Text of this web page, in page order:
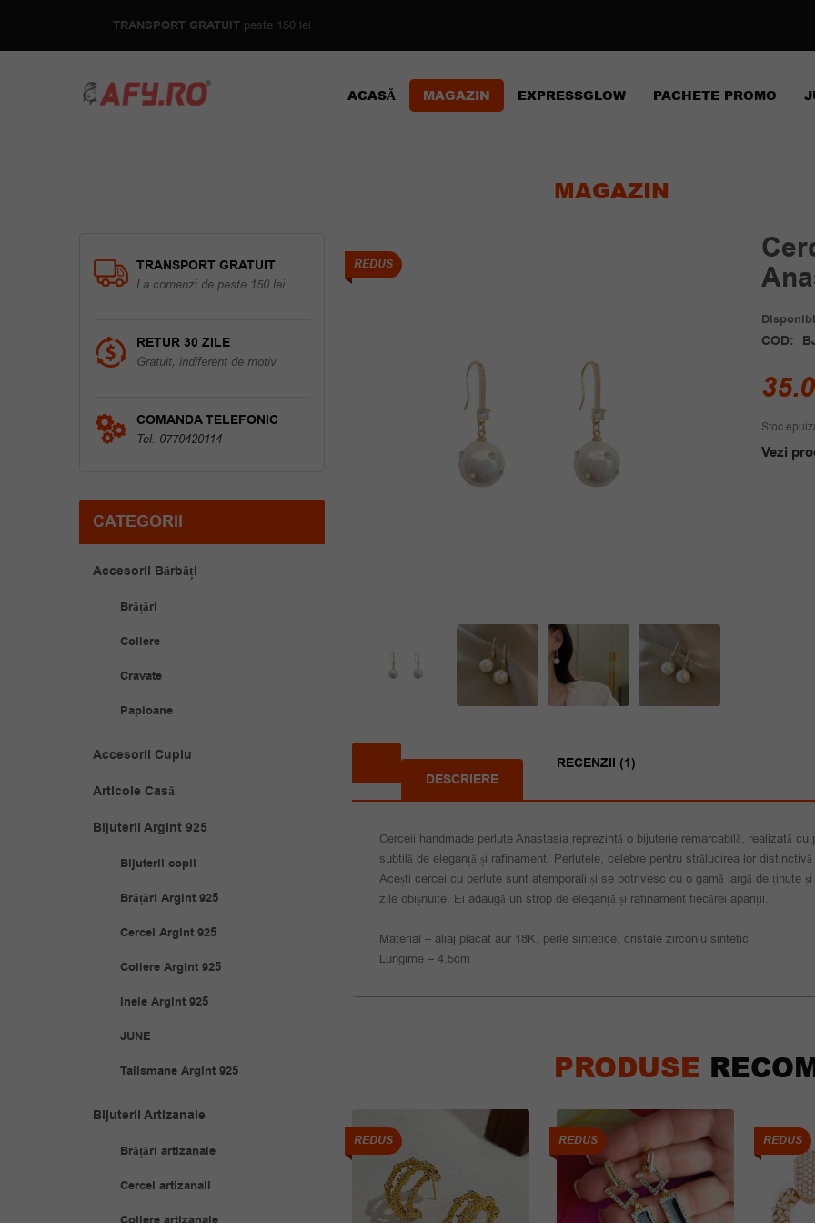
TRANSPORT GRATUIT peste 150 lei
ACASĂ MAGAZIN EXPRESSGLOW PACHETE PROMO
MAGAZIN
REDUS
COD:
Stoc
Vezi
DESCRIERE
RECENZII (1)
Cerceii handmade perlute Anastasia reprezintă o bijuterie remarcabilă, realizată
subtilă de eleganță și rafinament. Perlutele, celebre pentru strălucirea lor
Acești cercei cu perlute sunt atemporali și se potrivesc cu o gamă largă de ținute
zile obișnuite. Ei adaugă un strop de eleganță și rafinament fiecărei apariții.
Material – aliaj placat aur 18K, perle sintetice, cristale zirconiu sintetic
Lungime – 4.5cm
PRODUSE
REDUS REDUS REDUS
TRANSPORT GRATUIT
La comenzi de peste 150 lei
RETUR 30 ZILE
Gratuit, indiferent de motiv
COMANDA TELEFONIC
Tel. 0770420114
CATEGORII
Accesorii Bărbăți
Brățări
Coliere
Cravate
Papioane
Accesorii Cuplu
Articole Casă
Bijuterii Argint 925
Bijuterii copii
Brățări Argint 925
Cercei Argint 925
Coliere Argint 925
Inele Argint 925
JUNE
Talismane Argint 925
Bijuterii Artizanale
Brățări artizanale
Cercei artizanali